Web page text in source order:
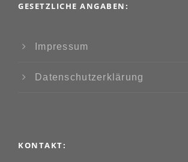
GESETZLICHE ANGABEN:
Impressum
Datenschutzerklärung
KONTAKT: